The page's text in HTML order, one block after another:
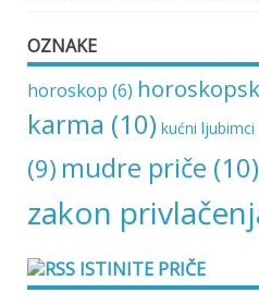
OZNAKE
horoskop (6)
karma (10) kućni ljubimci
(9) mudre priče (10)
zakon
ISTINITE PRIČE